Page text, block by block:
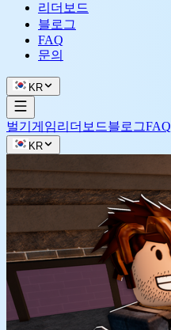
리더보드
블로그
FAQ
문의
KR
벌기 게임리더보드블로그FAQ
KR